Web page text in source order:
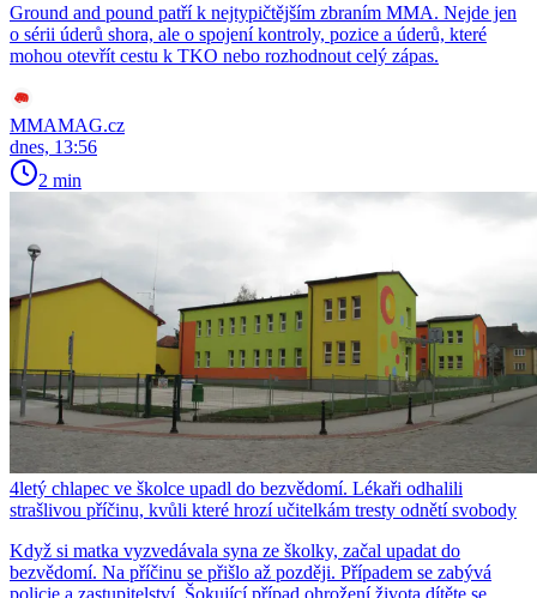
Ground and pound patří k nejtypičtějším zbraním MMA. Nejde jen
o sérii úderů shora, ale o spojení kontroly, pozice a úderů, které
mohou otevřít cestu k TKO nebo rozhodnout celý zápas.
MMAMAG.cz
dnes, 13:56
2 min
4letý chlapec ve školce upadl do bezvědomí. Lékaři odhalili
strašlivou příčinu, kvůli které hrozí učitelkám tresty odnětí svobody
Když si matka vyzvedávala syna ze školky, začal upadat do
bezvědomí. Na příčinu se přišlo až později. Případem se zabývá
policie a zastupitelství. Šokující případ ohrožení života dítěte se